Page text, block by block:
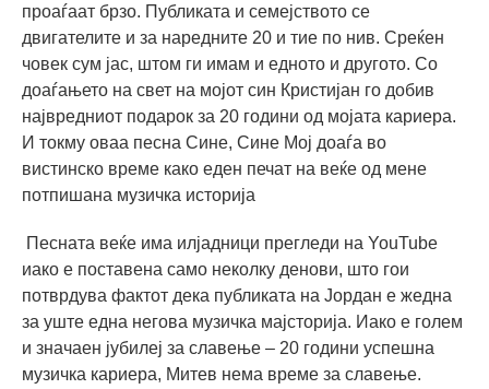
проаѓаат брзо. Публиката и семејството се
двигателите и за наредните 20 и тие по нив. Среќен
човек сум јас, штом ги имам и едното и другото. Со
доаѓањето на свет на мојот син Кристијан го добив
највредниот подарок за 20 години од мојата кариера.
И токму оваа песна Сине, Сине Мој доаѓа во
вистинско време како еден печат на веќе од мене
потпишана музичка историја
Песната веќе има илјадници прегледи на YouTube
иако е поставена само неколку денови, што гои
потврдува фактот дека публиката на Јордан е жедна
за уште една негова музичка мајсторија. Иако е голем
и значаен јубилеј за славење – 20 години успешна
музичка кариера, Митев нема време за славење.